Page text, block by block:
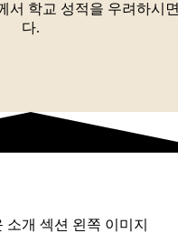
학교 성적을 우려하
다.